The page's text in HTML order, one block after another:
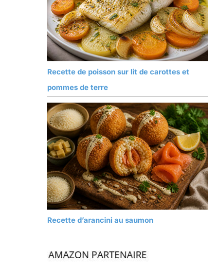
Recette de poisson sur lit de carottes et
pommes de terre
Recette d’arancini au saumon